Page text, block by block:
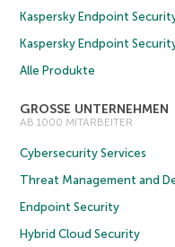
Kaspersky Endpoint
Kaspersky Endpoint
Alle Produkte
GROSSE UNTERNEHMEN
AB 1000 MITARBEITER
Cybersecurity Services
Threat Management and
Endpoint Security
Hybrid Cloud Security